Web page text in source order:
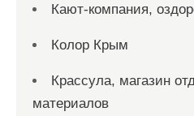
Кают-компания,
Колор Крым
Крассула, магазин
материалов